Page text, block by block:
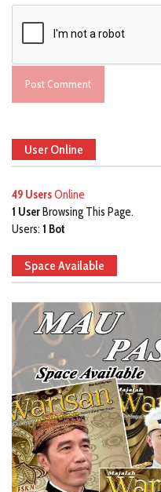
User Online
49 UsersOnline
1 UserBrowsing This Page.
Users: 1 Bot
Space Available